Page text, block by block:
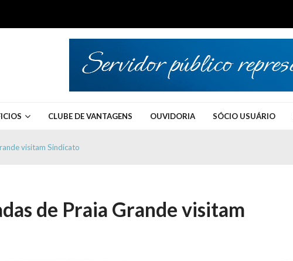
CLUBE DE VANTAGENS OUVIDORIA SÓCIO USUÁRIO
visitam Sindicato
de Praia Grande visitam